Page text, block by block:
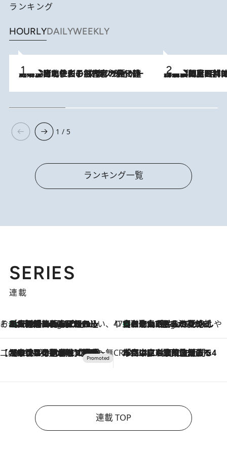
ランキング
HOURLYDAILYWEEKLY
2026.8.3
《「文士の子ども被害者の会」発足！》阿川佐和子（72）が語る遠藤周作に北杜夫、劇作家・矢代静一の子どもたちの“文豪プライベート事件簿” 2026.8.8
「最後に見られてよかった」上野動物園の東園パンダ舎が解体前に特別公開。8月16日まで延長されたパネル展と共に辿る“半世紀”のパンダ飼育《解体工事の図面あり》
1 / 5
ランキング一覧
SERIES
連載
そおだよおこの関西おいしい、おやつ紀行6 Hours Ago
［大阪府箕面市］一皿一皿目の前で仕上げられる、料理を巧みに組み込んだアシェットデセールコース「ミチル アシェット デセール（Michiru assiette dessert）」 47都道府県の手みやげ ひんやりスイーツで夏を満喫
6 Hours Ago
【和歌山県】この夏絶対食べたい 冷やしておいしいおやつ3選 みかんがごろっと丸ごと入ったジュレ
【CREA×星野リゾート】唯一無二。癒しと発見が待つ場所へ
2026.8.7
【トンボの足水浴】ヒノキの香りに包まれて涼感マックス！約13℃の湧水かけ流しを避暑地「星野温泉 トンボの湯」で体験 CREA'S CHOICE
2026.8.7
「立川にも歌舞伎があるんだよ」 片岡仁左衛門・市川中車ら豪華座組みで4年目の立川立飛歌舞伎へ
連載 TOP